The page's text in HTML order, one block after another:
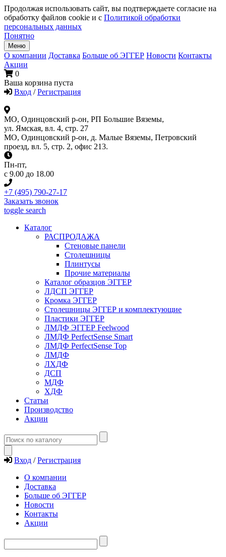
Продолжая использовать сайт, вы подтверждаете согласие на
обработку файлов cookie и с Политикой обработки
персональных данных
Понятно
Меню
О компании Доставка Больше об ЭГГЕР Новости Контакты
Акции
0
Ваша корзина пуста
Вход / Регистрация
МО, Одинцовский р-он, РП Большие Вяземы,
ул. Ямская, вл. 4, стр. 27
МО, Одинцовский р-он, д. Малые Вяземы, Петровский
проезд, вл. 5, стр. 2, офис 213.
Пн-пт,
с 9.00 до 18.00
+7 (495) 790-27-17
Заказать звонок
toggle search
Каталог
РАСПРОДАЖА
Стеновые панели
Столешницы
Плинтусы
Прочие материалы
Каталог образцов ЭГГЕР
ЛДСП ЭГГЕР
Кромка ЭГГЕР
Столешницы ЭГГЕР и комплектующие
Пластики ЭГГЕР
ЛМДФ ЭГГЕР Feelwood
ЛМДФ PerfectSense Smart
ЛМДФ PerfectSense Top
ЛМДФ
ЛХДФ
ДСП
МДФ
ХДФ
Статьи
Производство
Акции
Вход / Регистрация
О компании
Доставка
Больше об ЭГГЕР
Новости
Контакты
Акции